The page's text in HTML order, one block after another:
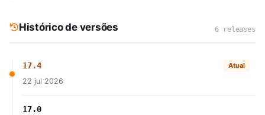
Histórico de versões 6 releases
17.4 Atual
22 jul 2026
17.0